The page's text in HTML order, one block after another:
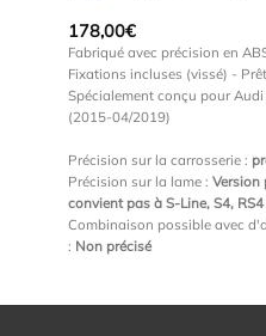
178,00€
Fabriqué avec précision en
Fixations incluses (vissé) -
Spécialement conçu pour
(2015-04/2019)
Précision sur la carrosserie :
Précision sur la lame : Version
convient pas à S-Line, S4, RS4
Combinaison possible avec
: Non précisé